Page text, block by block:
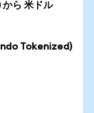
ら 米ドル
Tokenized)